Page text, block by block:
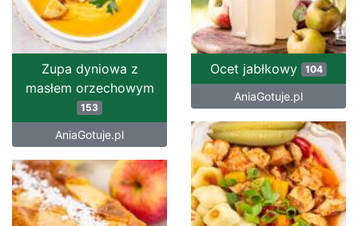
Zupa dyniowa z
masłem orzechowym
153
AniaGotuje.pl
Ocet jabłkowy 104
AniaGotuje.pl